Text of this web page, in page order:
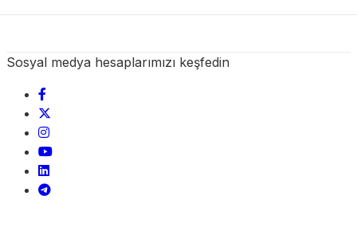
Sosyal medya hesaplarımızı keşfedin